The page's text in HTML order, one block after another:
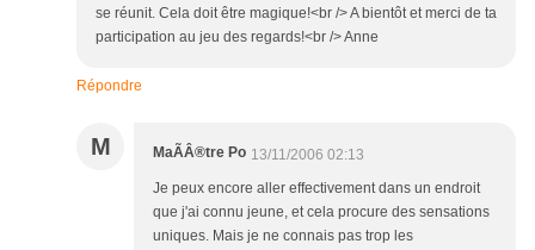
se réunit. Cela doit être magique!<br /> A bientôt et merci de ta
participation au jeu des regards!<br /> Anne
Répondre
M MaÃÂ®tre Po 13/11/2006 02:13
Je peux encore aller effectivement dans un endroit
que j'ai connu jeune, et cela procure des sensations
uniques. Mais je ne connais pas trop les